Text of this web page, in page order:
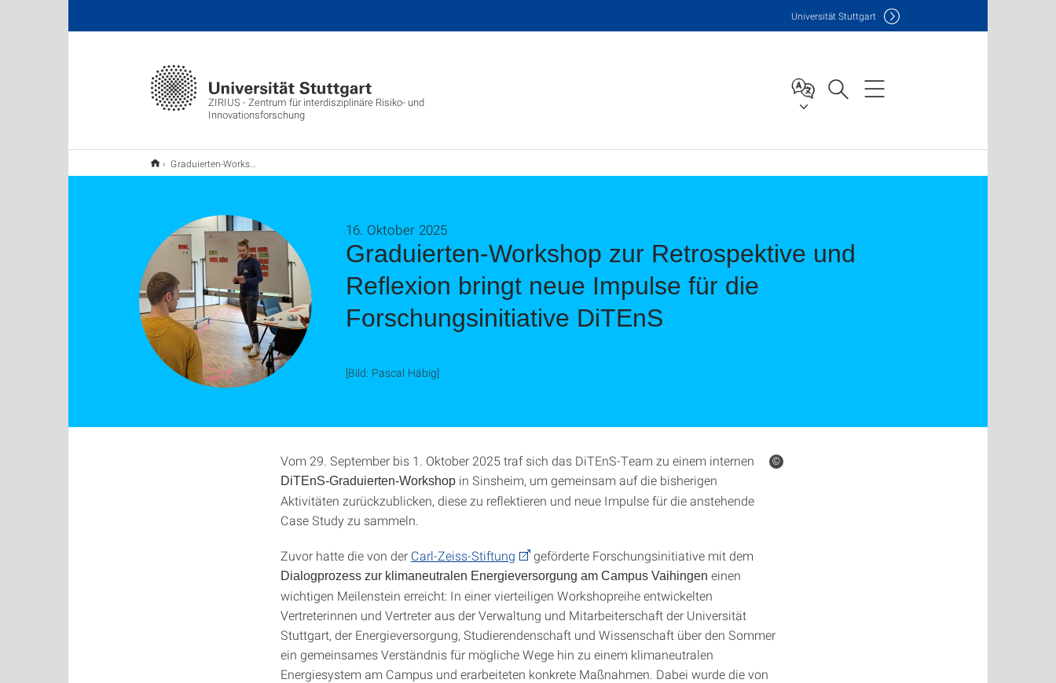
ZIRIUS - Zentrum für interdisziplinäre Risiko- und
Innovationsforschung
Universität Stuttgart
Graduierten-Workshop zur Retrospektive und Reflexion bringt neue Impulse für die Forschungsinitiative DiTEnS
Graduierten-Workshop zur Retrospektive und
Reflexion bringt neue Impulse für die
Forschungsinitiative DiTEnS
16. Oktober 2025
[Bild: Pascal Häbig]
Vom 29. September bis 1. Oktober 2025 traf sich das DiTEnS-Team zu einem internen
DiTEnS-Graduierten-Workshop in Sinsheim, um gemeinsam auf die bisherigen
Aktivitäten zurückzublicken, diese zu reflektieren und neue Impulse für die anstehende
Case Study zu sammeln.
Zuvor hatte die von der Carl-Zeiss-Stiftung geförderte Forschungsinitiative mit dem
Dialogprozess zur klimaneutralen Energieversorgung am Campus Vaihingen einen
wichtigen Meilenstein erreicht: In einer vierteiligen Workshopreihe entwickelten
Vertreterinnen und Vertreter aus der Verwaltung und Mitarbeiterschaft der Universität
Stuttgart, der Energieversorgung, Studierendenschaft und Wissenschaft über den Sommer
ein gemeinsames Verständnis für mögliche Wege hin zu einem klimaneutralen
Energiesystem am Campus und erarbeiteten konkrete Maßnahmen. Dabei wurde die von
©